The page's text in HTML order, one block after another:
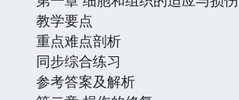
教学要点
重点难点剖析
同步综合练习
参考答案及解析